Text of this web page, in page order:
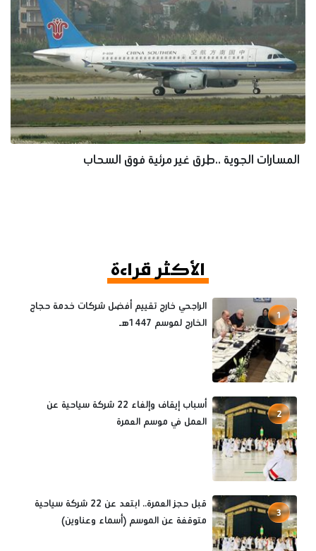
المسارات الجوية ..طرق غير مرئية فوق السحاب
الأكثر قراءة
1
الراجحي خارج تقييم أفضل شركات خدمة حجاج
الخارج لموسم 1447هـ
2
أسباب إيقاف وإلغاء 22 شركة سياحية عن
العمل في موسم العمرة
3
قبل حجز العمرة.. ابتعد عن 22 شركة سياحية
متوقفة عن الموسم (أسماء وعناوين)